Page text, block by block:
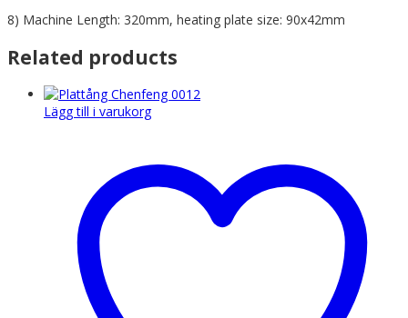
8) Machine Length: 320mm, heating plate size: 90x42mm
Related products
Lägg till i varukorg